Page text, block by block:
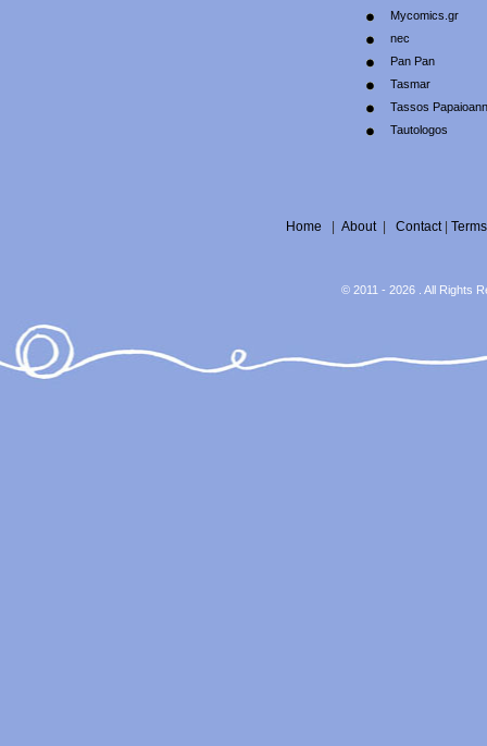
Mycomics.gr
nec
Pan Pan
Tasmar
Tassos
Tautologos
Home About| Contact| Terms
© 2011 - 2026 . All Rights